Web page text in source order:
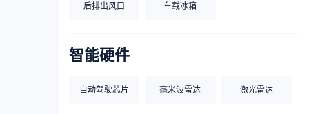
后排出风口 车载冰箱
智能硬件
自动驾驶芯片 毫米波雷达 激光雷达